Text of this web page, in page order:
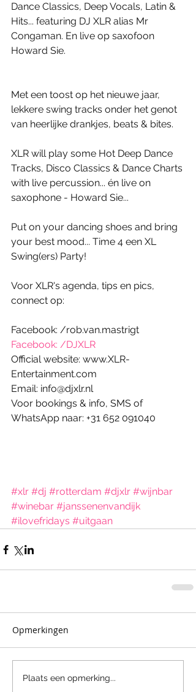
Dance Classics, Deep Vocals, Latin &
Hits... featuring DJ XLR alias Mr
Congaman. En live op saxofoon
Howard Sie.
Met een toost op het nieuwe jaar,
lekkere swing tracks onder het genot
van heerlijke drankjes, beats & bites.
XLR will play some Hot Deep Dance
Tracks, Disco Classics & Dance Charts
with live percussion... én live on
saxophone - Howard Sie...
Put on your dancing shoes and bring
your best mood... Time 4 een XL
Swing(ers) Party!
Voor XLR's agenda, tips en pics,
connect op:
Facebook: /rob.van.mastrigt
Facebook: /DJXLR
Official website: www.XLR-
Entertainment.com
Email: info@djxlr.nl
Voor bookings & info, SMS of
WhatsApp naar: +31 652 091040
#xlr #dj #rotterdam #djxlr #wijnbar
#winebar #janssenenvandijk
#ilovefridays #uitgaan
Opmerkingen
Plaats een opmerking...